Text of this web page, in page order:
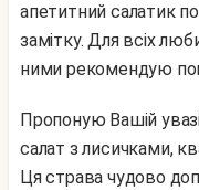
апетитний салатик
замітку. Для всіх
ними рекомендую
Пропоную Вашій увазі чудову ідею, як приготувати
салат з лисичками,
Ця страва чудово